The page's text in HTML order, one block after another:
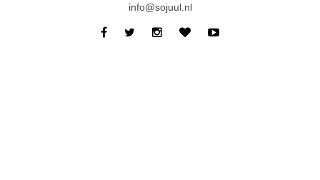
info@sojuul.nl